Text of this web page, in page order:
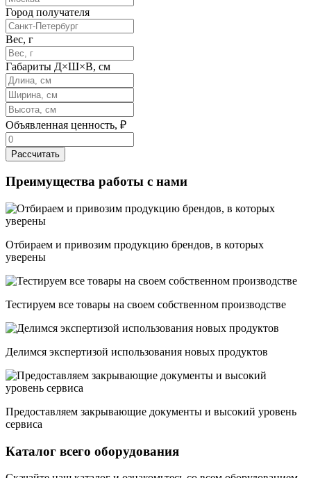
Город получателя
Вес, г
Габариты Д×Ш×В, см
Объявленная ценность, ₽
Рассчитать
Преимущества работы с нами
Отбираем и привозим продукцию брендов, в которых
уверены
Тестируем все товары на своем собственном производстве
Делимся экспертизой использования новых продуктов
Предоставляем закрывающие документы и высокий уровень
сервиса
Каталог всего оборудования